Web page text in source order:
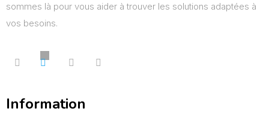
sommes là pour vous aider à trouver les solutions adaptées à
vos besoins.
Information